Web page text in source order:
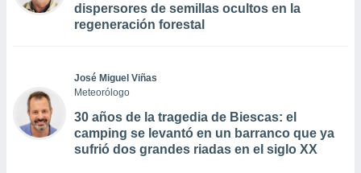
dispersores de semillas ocultos en la
regeneración forestal
José Miguel Viñas
Meteorólogo
30 años de la tragedia de Biescas: el
camping se levantó en un barranco que ya
sufrió dos grandes riadas en el siglo XX